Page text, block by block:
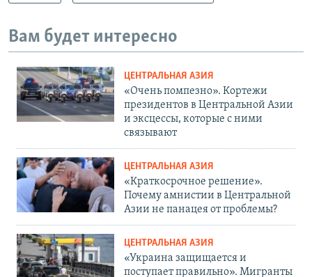
Вам будет интересно
ЦЕНТРАЛЬНАЯ АЗИЯ
«Очень помпезно». Кортежи
президентов в Центральной Азии
и эксцессы, которые с ними
связывают
ЦЕНТРАЛЬНАЯ АЗИЯ
«Краткосрочное решение».
Почему амнистии в Центральной
Азии не панацея от проблемы?
ЦЕНТРАЛЬНАЯ АЗИЯ
«Украина защищается и
поступает правильно». Мигранты